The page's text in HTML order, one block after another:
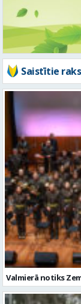
Valmierā notiks